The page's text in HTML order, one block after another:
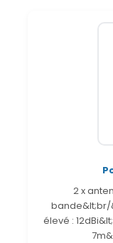
2 x
bande&lt;br/
élevé :